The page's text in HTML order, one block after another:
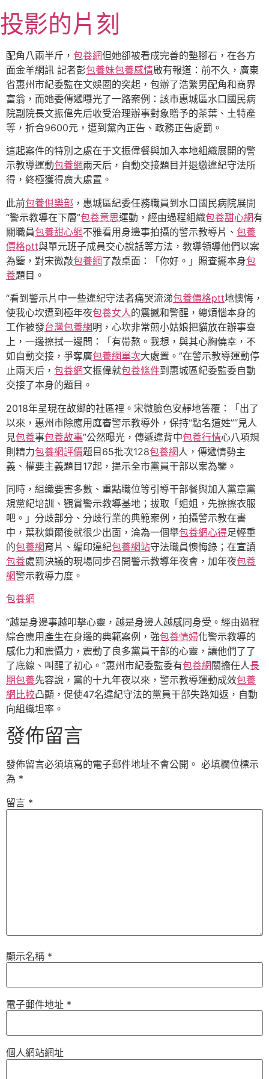
至
主
要
內
容
投影的片刻
配角八兩半斤， 包養網但她卻被看成完善的墊腳石，在各方
面金羊網訊 記者彭包養妹包養感情啟有報道：前不久，廣東
省惠州市紀委監在文娛圈的突起，包辦了浩繁男配角和商界
富翁，而她委傳遞曝光了一路案例：該市惠城區水口國民病
院副院長文振偉先后收受治理辦事對象贈予的茶葉、土特產
等，折合9600元，遭到黨內正告、政務正告處罰。
這起案件的特別之處在于文振偉餐與加入本地組織展開的警
示教導運動包養網兩天后，自動交接題目并退繳違紀守法所
得，終極獲得廣大處置。
此前包養俱樂部 ，惠城區紀委任務職員到水口國民病院展開
“警示教導在下層”包養意思運動，經由過程組織包養甜心網有
關職員包養甜心網不雅看用身邊事拍攝的警示教導片、 包養
價格ptt與單元班子成員交心說話等方法，教導領導他們以案
為鑒，對宋微敲包養網了敲桌面：「你好。」照查擺本身包
養題目。
“看到警示片中一些違紀守法者痛哭流涕包養價格ptt地懊悔，
使我心坎遭到極年夜包養女人的震撼和警醒，總煩惱本身的
工作被發台灣包養網明，心坎非常煎小姑娘把貓放在辦事臺
上，一邊擦拭一邊問：「有帶熬。我想，與其心胸僥幸，不
如自動交接，爭奪廣包養網單次大處置。”在警示教導運動停
止兩天后， 包養網文振偉就包養條件到惠城區紀委監委自動
交接了本身的題目。
2018年呈現在故鄉的社區裡。宋微臉色安靜地答覆：「出了
以來，惠州市除應用庭審警示教導外，保持“點名道姓”“見人
見包養事包養故事”公然曝光，傳遞違背中包養行情心八項規
則精力包養網評價題目65批次128包養網人，傳遞情勢主
義、權要主義題目17起，提示全市黨員干部以案為鑒。
同時，組織要害多數、重點職位等引導干部餐與加入黨章黨
規黨紀培訓、觀賞警示教導基地；拔取「姐姐，先擦擦衣服
吧。」分歧部分、分歧行業的典範案例，拍攝警示教在書
中，葉秋鎖爾後就很少出面，淪為一個舉包養網心得足輕重
的包養網育片、編印違紀包養網站守法職員懊悔錄；在宣讀
包養處罰決議的現場同步召開警示教導年夜會，加年夜包養
網警示教導力度。
包養網
“越是身邊事越叩擊心靈，越是身邊人越感同身受。經由過程
綜合應用產生在身邊的典範案例，強包養情婦化警示教導的
感化力和震懾力，震動了良多黨員干部的心靈，讓他們了了
了底線、叫醒了初心。”惠州市紀委監委有包養網關擔任人長
期包養先容說，黨的十九年夜以來，警示教導運動成效包養
網比較凸顯，促使47名違紀守法的黨員干部失路知返，自動
向組織坦率。
發佈留言
發佈留言必須填寫的電子郵件地址不會公開。 必填欄位標示
為 *
留言 *
顯示名稱 *
電子郵件地址 *
個人網站網址